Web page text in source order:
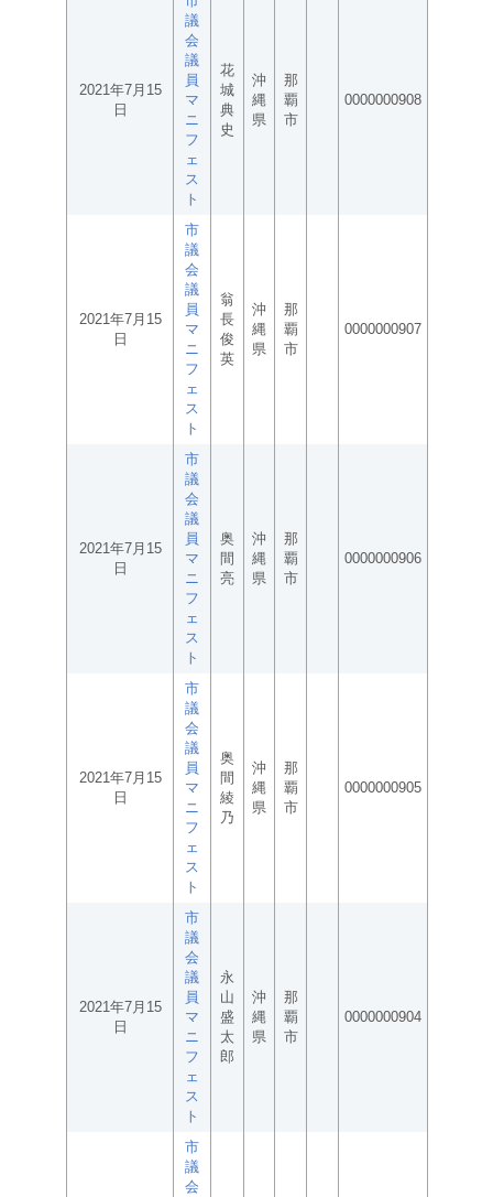
2021年7月15
日
議
会
議
員
マ
ニ
フ
ェ
ス
ト
花
城
典
史
沖
縄
県
那
覇
市
0000000908
2021年7月15
日
市
議
会
議
員
マ
ニ
フ
ェ
ス
ト
翁
長
俊
英
沖
縄
県
那
覇
市
0000000907
2021年7月15
日
市
議
会
議
員
マ
ニ
フ
ェ
ス
ト
奥
間
亮
沖
縄
県
那
覇
市
0000000906
2021年7月15
日
市
議
会
議
員
マ
ニ
フ
ェ
ス
ト
奥
間
綾
乃
沖
縄
県
那
覇
市
0000000905
2021年7月15
日
市
議
会
議
員
マ
ニ
フ
ェ
ス
ト
永
山
盛
太
郎
沖
縄
県
那
覇
市
0000000904
市
議
会